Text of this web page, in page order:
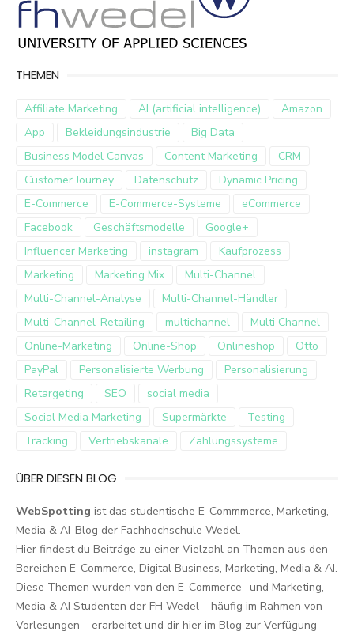
THEMEN
Affiliate Marketing AI (artificial intelligence)
Amazon
App
Bekleidungsindustrie
Big Data
Business Model Canvas
Content Marketing
CRM
Customer Journey
Datenschutz
Dynamic Pricing
E-Commerce
E-Commerce-Systeme
eCommerce
Facebook
Geschäftsmodelle
Google+
Influencer Marketing
instagram
Kaufprozess
Marketing
Marketing Mix
Multi-Channel
Multi-Channel-Analyse
Multi-Channel-Händler
Multi-Channel-Retailing
multichannel
Multi Channel
Online-Marketing
Online-Shop Onlineshop
Otto
PayPal
Personalisierte Werbung
Personalisierung
Retargeting
SEO
social media
Social Media Marketing
Supermärkte
Testing
Tracking
Vertriebskanäle Zahlungssysteme
ÜBER DIESEN BLOG
WebSpotting ist das studentische E-Commmerce, Marketing,
Media & AI-Blog der Fachhochschule Wedel.
Hier findest du Beiträge zu einer Vielzahl an Themen aus den
Bereichen E-Commerce, Digital Business, Marketing, Media & AI.
Diese Themen wurden von den E-Commerce- und Marketing,
Media & AI Studenten der FH Wedel – häufig im Rahmen von
Vorlesungen – erarbeitet und dir hier im Blog zur Verfügung